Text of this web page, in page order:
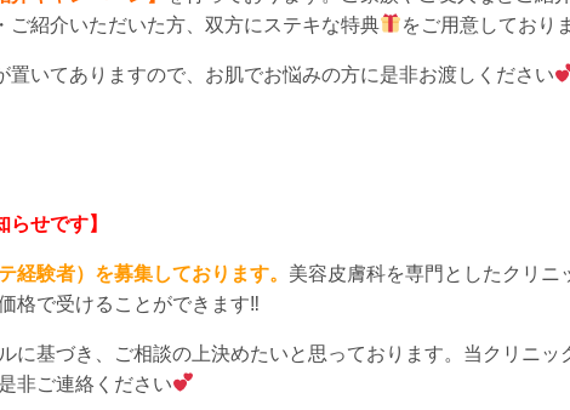
ご紹介いただいた方、双方にステキな特典
をご用意しており
置いてありますので、お肌でお悩みの方に是非お渡しください
らせです】
経験者）を募集しております。 美容皮膚科を専門としたクリニ
格で受けることができます‼
に基づき、ご相談の上決めたいと思っております。当クリニッ
非ご連絡ください